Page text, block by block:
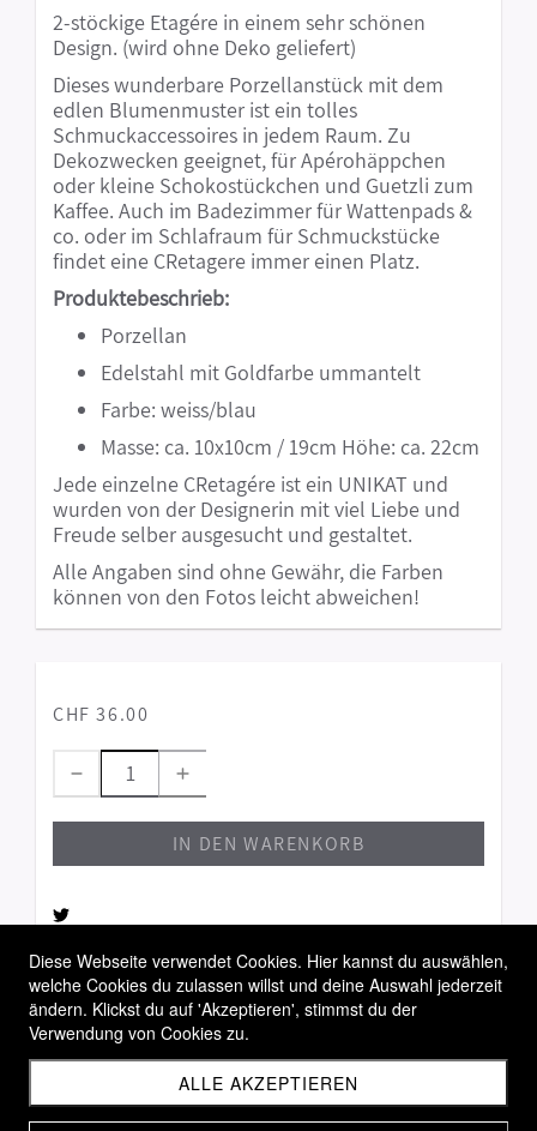
2-stöckige Etagére in einem sehr schönen
Design. (wird ohne Deko geliefert)
Dieses wunderbare Porzellanstück mit dem
edlen Blumenmuster ist ein tolles
Schmuckaccessoires in jedem Raum. Zu
Dekozwecken geeignet, für Apérohäppchen
oder kleine Schokostückchen und Guetzli zum
Kaffee. Auch im Badezimmer für Wattenpads &
co. oder im Schlafraum für Schmuckstücke
findet eine CRetagere immer einen Platz.
Produktebeschrieb:
Porzellan
Edelstahl mit Goldfarbe ummantelt
Farbe: weiss/blau
Masse: ca. 10x10cm / 19cm Höhe: ca. 22cm
Jede einzelne CRetagére ist ein UNIKAT und
wurden von der Designerin mit viel Liebe und
Freude selber ausgesucht und gestaltet.
Alle Angaben sind ohne Gewähr, die Farben
können von den Fotos leicht abweichen!
CHF 36.00
IN DEN WARENKORB
Allgemeine Geschäftsbedingungen
Widerrufsbelehrung
Versandbedingungen
Diese Webseite verwendet Cookies. Hier kannst du auswählen,
welche Cookies du zulassen willst und deine Auswahl jederzeit
ändern. Klickst du auf 'Akzeptieren', stimmst du der
Verwendung von Cookies zu.
ALLE AKZEPTIEREN